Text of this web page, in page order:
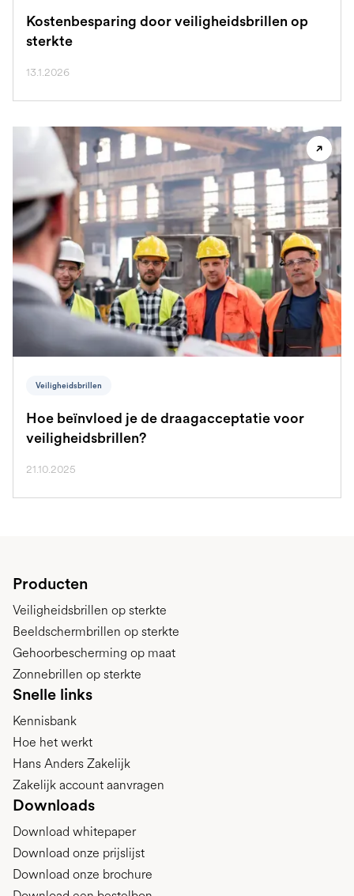
Kostenbesparing door veiligheidsbrillen op
sterkte
13.1.2026
Veiligheidsbrillen
Hoe beïnvloed je de draagacceptatie voor
veiligheidsbrillen?
21.10.2025
Producten
Veiligheidsbrillen op sterkte
Beeldschermbrillen op sterkte
Gehoorbescherming op maat
Zonnebrillen op sterkte
Snelle links
Kennisbank
Hoe het werkt
Hans Anders Zakelijk
Zakelijk account aanvragen
Downloads
Download whitepaper
Download onze prijslijst
Download onze brochure